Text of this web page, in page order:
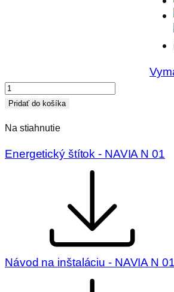
množstvo
Krbové
NAVIA
-
Pridať do košíka
Na stiahnutie
Energetický štítok - NAVIA N 01
Návod na inštaláciu - NAVIA N 01